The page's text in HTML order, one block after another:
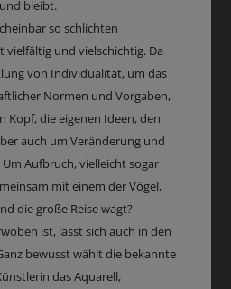
bleibt.
so schlichten
vielfältig und vielschichtig. Da
von Individualität, um das
Normen und Vorgaben,
Kopf, die eigenen Ideen, den
auch um Veränderung und
Aufbruch, vielleicht sogar
mit einem der Vögel,
die große Reise wagt?
ist, lässt sich auch in den
bewusst wählt die bekannte
das Aquarell,